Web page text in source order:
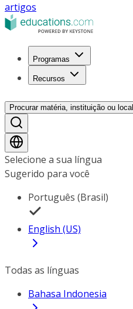
artigos
Programas
Recursos
Procurar matéria, instituição ou local
Selecione a sua língua
Sugerido para você
Português (Brasil)
English (US)
Todas as línguas
Bahasa Indonesia